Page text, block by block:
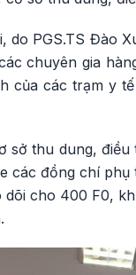
do PGS.TS Đào
chuyên gia
của các trạm y
sở thu dung,
các đồng chí
cho 400 F0,